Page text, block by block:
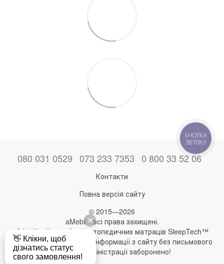
080 031 0529 073 233 7353 0 800 33 52 06
Контакти
Повна версія сайту
© 2015—2026
aMebli - всі права захищені.
Офіційний виробник ортопедичних матраців SleepTech™
Будь-яке використання інформації з сайту без письмового
дозволу адміністрації заборонено!
КНОПКА
ЗВ'ЯЗКУ